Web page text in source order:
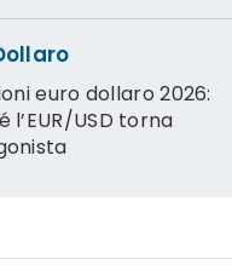
euro dollaro 2026:
l’EUR/USD torna